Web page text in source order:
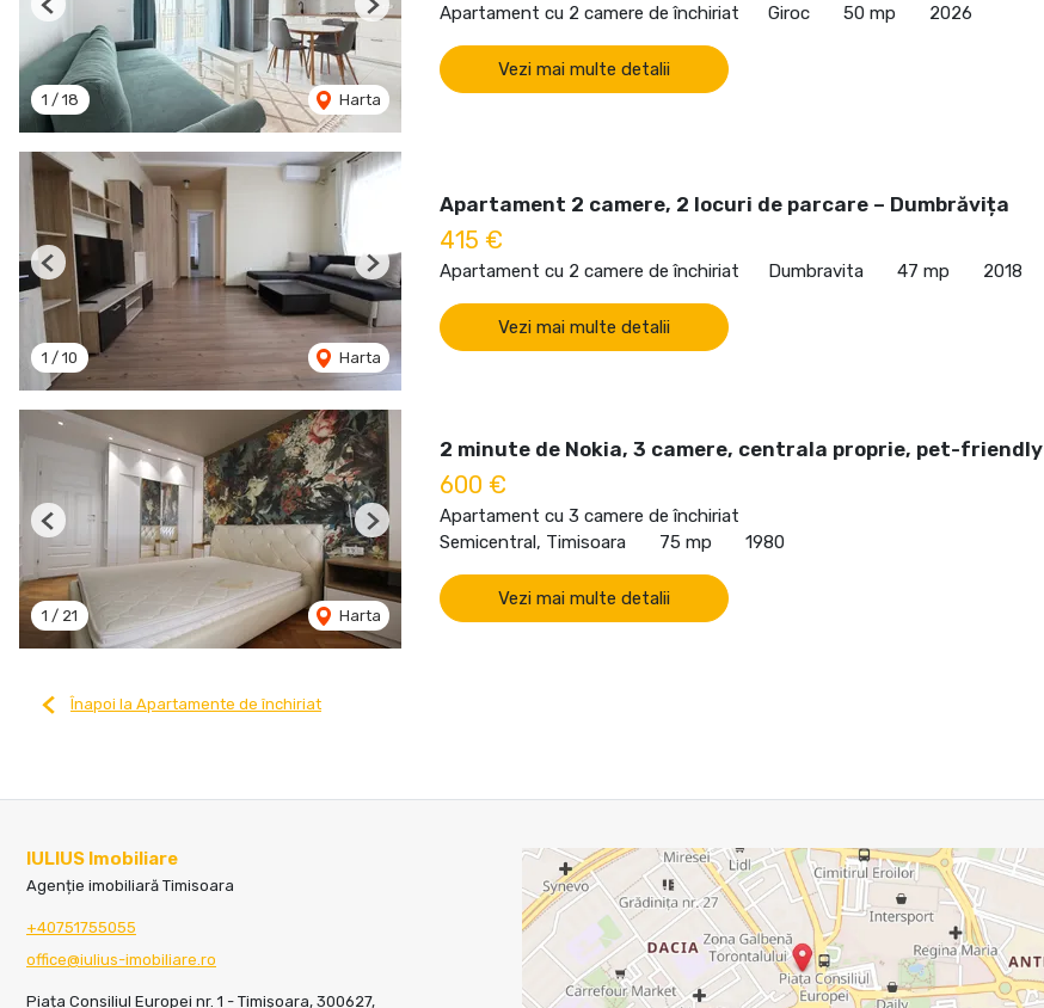
1 / 18 Harta
Previous Next Apartament cu 2 camere de închiriat Giroc 50 mp 2026
Vezi mai multe detalii
1 / 10 Harta
Previous Next
Apartament 2 camere, 2 locuri de parcare – Dumbrăvița
415 €
Apartament cu 2 camere de închiriat Dumbravita 47 mp 2018
Vezi mai multe detalii
1 / 21 Harta
Previous Next
2 minute de Nokia, 3 camere, centrala proprie, pet-friendly
600 €
Apartament cu 3 camere de închiriat
Semicentral, Timisoara
75 mp 1980
Vezi mai multe detalii
Înapoi la Apartamente de închiriat
IULIUS Imobiliare
Agenție imobiliară Timisoara
+40751755055
office@iulius-imobiliare.ro
Piața Consiliul Europei nr. 1 - Timișoara, 300627,